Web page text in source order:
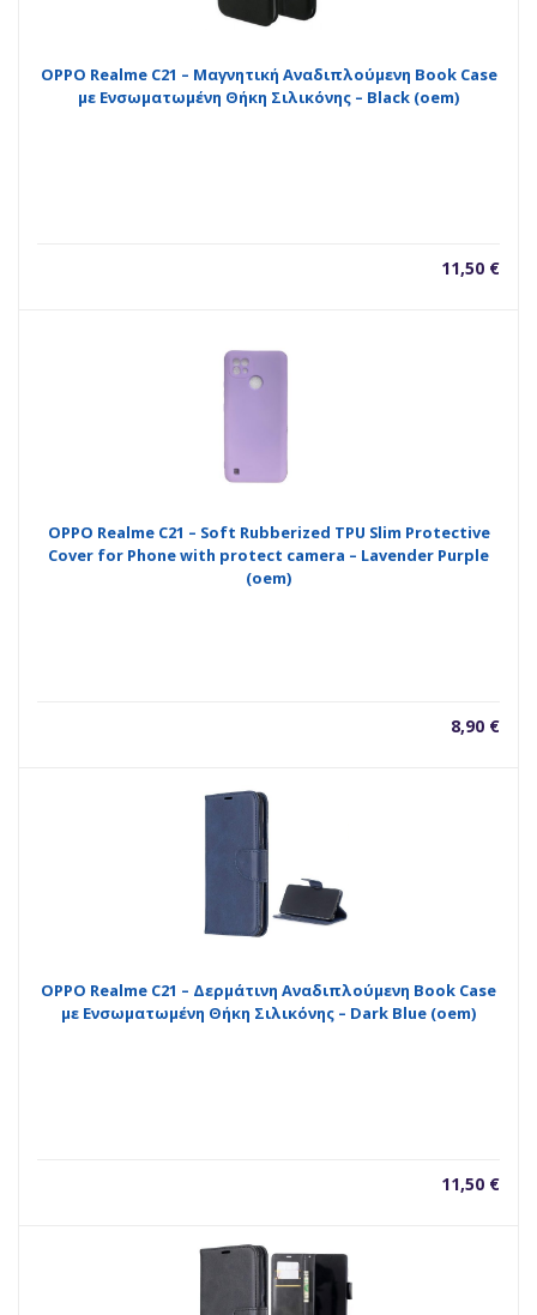
OPPO Realme C21 – Μαγνητική Αναδιπλούμενη Book Case
με Ενσωματωμένη Θήκη Σιλικόνης – Black (oem)
11,50 €
OPPO Realme C21 – Soft Rubberized TPU Slim Protective
Cover for Phone with protect camera – Lavender Purple
(oem)
8,90 €
OPPO Realme C21 – Δερμάτινη Αναδιπλούμενη Book Case
με Ενσωματωμένη Θήκη Σιλικόνης – Dark Blue (oem)
11,50 €